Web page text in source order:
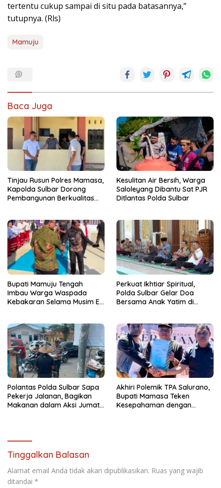
tertentu cukup sampai di situ pada batasannya,”
tutupnya. (Rls)
Mamuju
Baca Juga
Tinjau Rusun Polres Mamasa,
Kapolda Sulbar Dorong
Pembangunan Berkualitas
Kesulitan Air Bersih, Warga
Saloleyang Dibantu Sat PJR
Ditlantas Polda Sulbar
Bupati Mamuju Tengah
Imbau Warga Waspada
Kebakaran Selama Musim El
Perkuat Ikhtiar Spiritual,
Polda Sulbar Gelar Doa
Bersama Anak Yatim di
Polantas Polda Sulbar Sapa
Pekerja Jalanan, Bagikan
Makanan dalam Aksi Jumat
Akhiri Polemik TPA Salurano,
Bupati Mamasa Teken
Kesepahaman dengan
Tinggalkan Balasan
Alamat email Anda tidak akan dipublikasikan. Ruas yang wajib
ditandai *